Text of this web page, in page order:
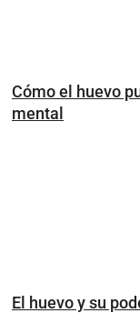
Cómo el huevo
mental
El huevo y su